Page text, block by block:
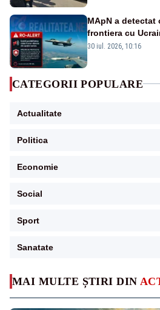
MAI MULTE ȘTIRI DIN
MApN a detectat
frontiera cu
transmis în
30 iul. 2026, 10:16
CATEGORII POPULARE
Actualitate
Politica
Economie
Social
Sport
Sanatate